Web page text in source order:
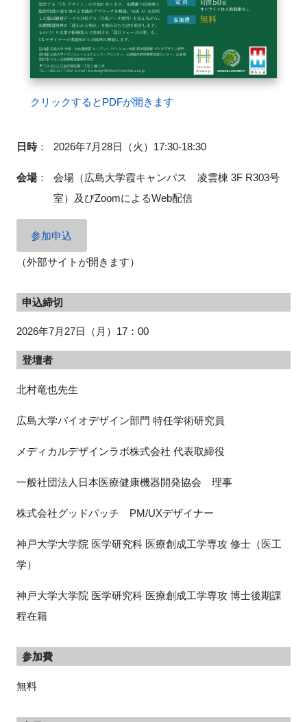
クリックするとPDFが開きます
日時： 2026年7月28日（火）17:30-18:30
会場：
会場（広島大学霞キャンパス 凌雲棟 3F R303号
室）及びZoomによるWeb配信
参加申込
（外部サイトが開きます）
申込締切
2026年7月27日（月）17：00
登壇者
北村竜也先生
広島大学バイオデザイン部門 特任学術研究員
メディカルデザインラボ株式会社 代表取締役
一般社団法人日本医療健康機器開発協会 理事
株式会社グッドパッチ PM/UXデザイナー
神戸大学大学院 医学研究科 医療創成工学専攻 修士（医工
学）
神戸大学大学院 医学研究科 医療創成工学専攻 博士後期課
程在籍
参加費
無料